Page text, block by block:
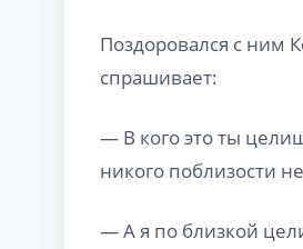
Поздоровался с ним
спрашивает:
— В кого это ты
никого поблизости
— А я по близкой